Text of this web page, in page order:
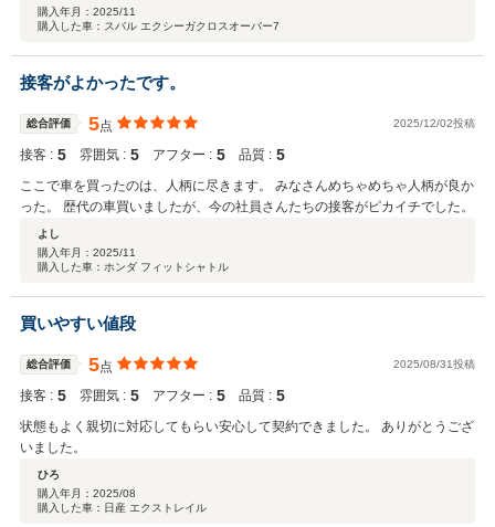
購入年月： 2025/11
購入した車：スバル エクシーガクロスオーバー7
接客がよかったです。
総合評価 5点 2025/12/02投稿
接客 : 5 雰囲気 : 5 アフター : 5 品質 : 5
ここで車を買ったのは、人柄に尽きます。 みなさんめちゃめちゃ人柄が良か
った。 歴代の車買いましたが、今の社員さんたちの接客がピカイチでした。
よし
購入年月： 2025/11
購入した車：ホンダ フィットシャトル
買いやすい値段
総合評価 5点 2025/08/31投稿
接客 : 5 雰囲気 : 5 アフター : 5 品質 : 5
状態もよく親切に対応してもらい安心して契約できました。 ありがとうござ
いました。
ひろ
購入年月： 2025/08
購入した車：日産 エクストレイル